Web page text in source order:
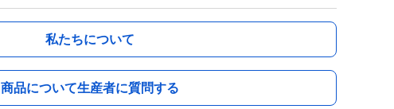
私たちについて
商品について生産者に質問する